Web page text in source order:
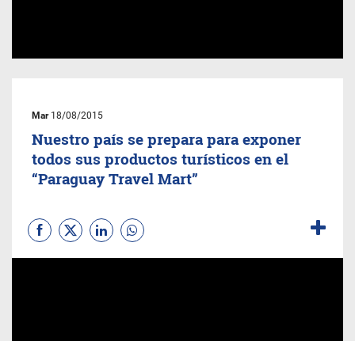
Mar18/08/2015
Nuestro país se prepara para exponer
todos sus productos turísticos en el
“Paraguay Travel Mart”